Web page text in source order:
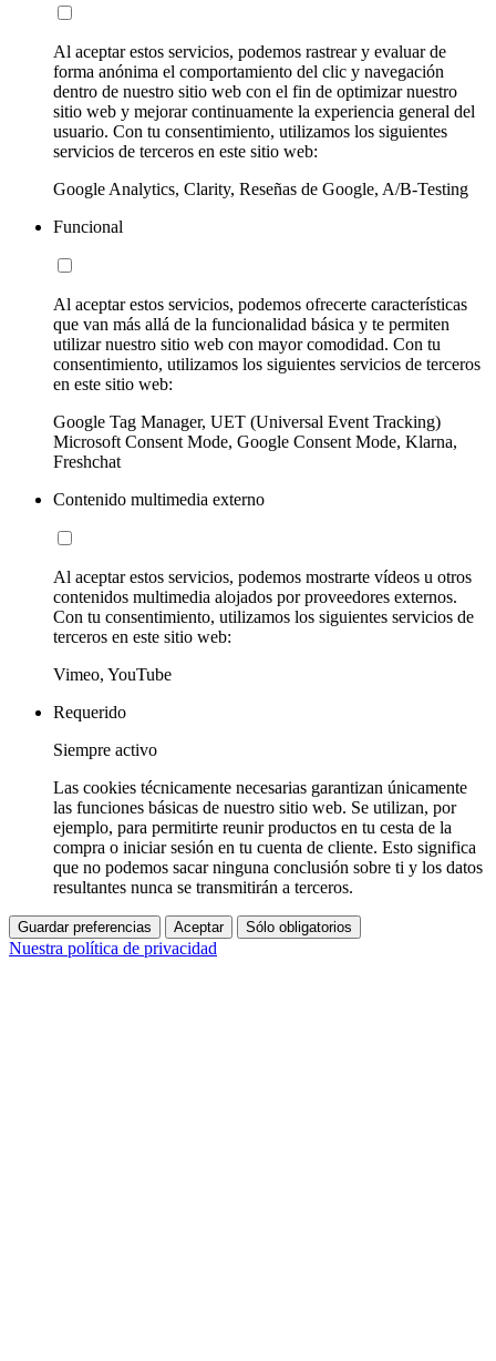
Al aceptar estos servicios, podemos rastrear y evaluar de
forma anónima el comportamiento del clic y navegación
dentro de nuestro sitio web con el fin de optimizar nuestro
sitio web y mejorar continuamente la experiencia general del
usuario. Con tu consentimiento, utilizamos los siguientes
servicios de terceros en este sitio web:
Google Analytics, Clarity, Reseñas de Google, A/B-Testing
Funcional
Al aceptar estos servicios, podemos ofrecerte características
que van más allá de la funcionalidad básica y te permiten
utilizar nuestro sitio web con mayor comodidad. Con tu
consentimiento, utilizamos los siguientes servicios de terceros
en este sitio web:
Google Tag Manager, UET (Universal Event Tracking)
Microsoft Consent Mode, Google Consent Mode, Klarna,
Freshchat
Contenido multimedia externo
Al aceptar estos servicios, podemos mostrarte vídeos u otros
contenidos multimedia alojados por proveedores externos.
Con tu consentimiento, utilizamos los siguientes servicios de
terceros en este sitio web:
Vimeo, YouTube
Requerido
Siempre activo
Las cookies técnicamente necesarias garantizan únicamente
las funciones básicas de nuestro sitio web. Se utilizan, por
ejemplo, para permitirte reunir productos en tu cesta de la
compra o iniciar sesión en tu cuenta de cliente. Esto significa
que no podemos sacar ninguna conclusión sobre ti y los datos
resultantes nunca se transmitirán a terceros.
Guardar preferencias Aceptar Sólo obligatorios
Nuestra política de privacidad